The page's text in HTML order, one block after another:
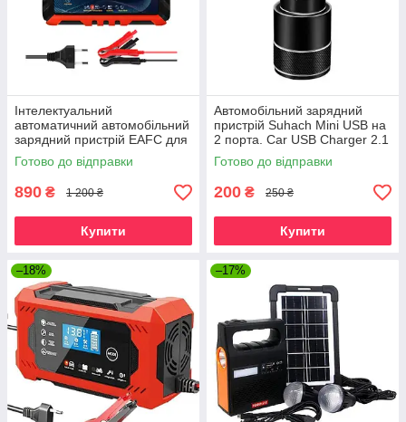
Інтелектуальний
автоматичний автомобільний
зарядний пристрій EAFC для
акумуляторів 12 В 6 А new
Готово до відправки
890 ₴ 1 200 ₴
Купити
Автомобільний зарядний
пристрій Suhach Mini USB на
2 порта. Car USB Charger 2.1
A. Чорний
Готово до відправки
200 ₴ 250 ₴
Купити
–18% –17%